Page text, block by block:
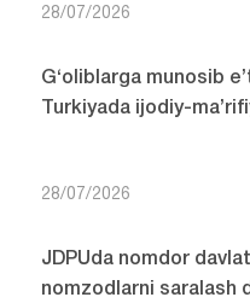
28/07/2026
G‘oliblarga munosib
Turkiyada ijodiy-
28/07/2026
JDPUda nomdor
nomzodlarni saralash